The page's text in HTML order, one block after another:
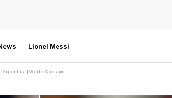
Lionel Messi
| World Cup 2026